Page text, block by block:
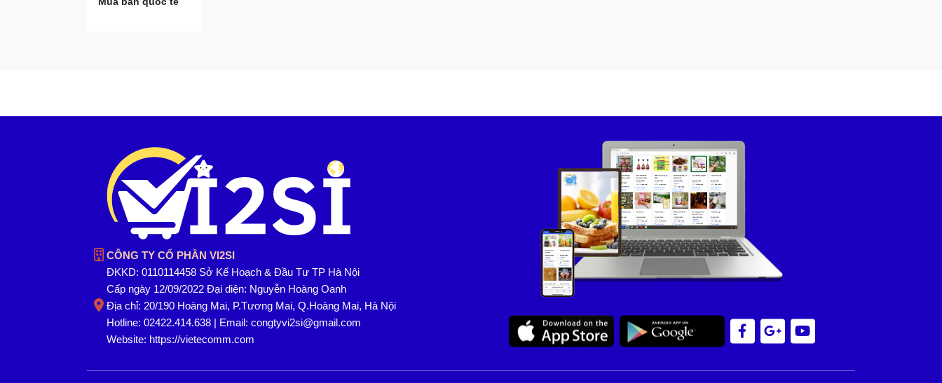
CÔNG TY CỔ PHẦN VI2SI
ĐKKD: 0110114458 Sở Kế Hoạch & Đầu Tư TP Hà Nội
Cấp ngày 12/09/2022 Đại diện: Nguyễn Hoàng Oanh
Địa chỉ: 20/190 Hoàng Mai, P.Tương Mai, Q.Hoàng Mai, Hà Nội
Hotline: 02422.414.638 | Email: congtyvi2si@gmail.com
Website: https://vietecomm.com